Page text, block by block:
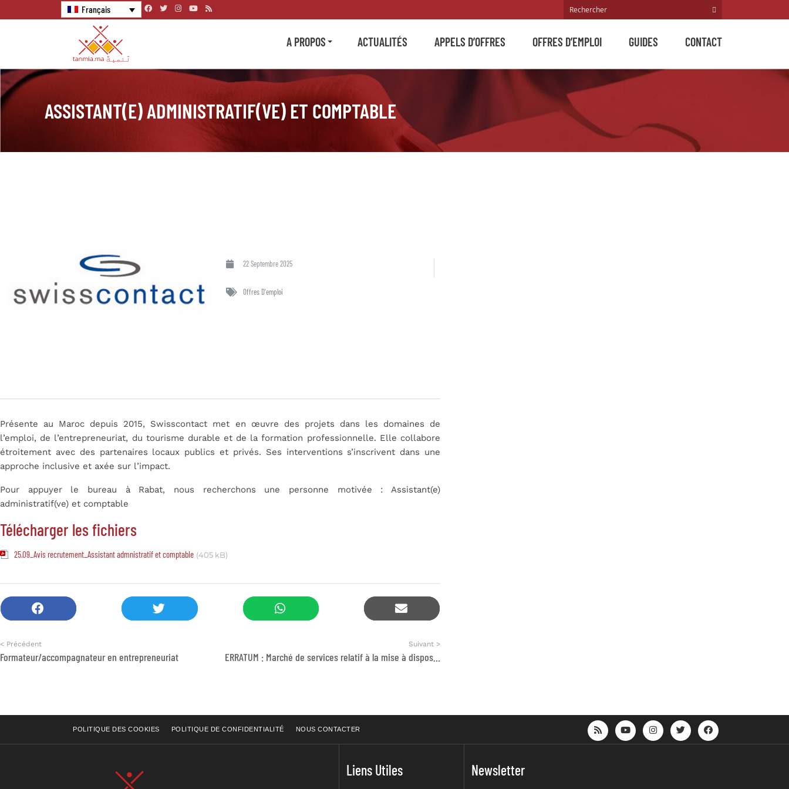
Français
A PROPOS ACTUALITÉS APPELS D’OFFRES OFFRES D’EMPLOI GUIDES CONTACT
ASSISTANT(E) ADMINISTRATIF(VE) ET COMPTABLE
22 Septembre 2025
Offres D'emploi
Présente au Maroc depuis 2015, Swisscontact met en œuvre des projets dans les domaines de
l’emploi, de l’entrepreneuriat, du tourisme durable et de la formation professionnelle. Elle collabore
étroitement avec des partenaires locaux publics et privés. Ses interventions s’inscrivent dans une
approche inclusive et axée sur l’impact.
Pour appuyer le bureau à Rabat, nous recherchons une personne motivée : Assistant(e)
administratif(ve) et comptable
Télécharger les fichiers
25.09_Avis recrutement_Assistant admnistratif et comptable (405 kB)
< Précédent
Formateur/accompagnateur en entrepreneuriat
Suivant >
ERRATUM : Marché de services relatif à la mise à disposition de ressources en innovation
POLITIQUE DES COOKIES POLITIQUE DE CONFIDENTIALITÉ NOUS CONTACTER
Liens Utiles Newsletter